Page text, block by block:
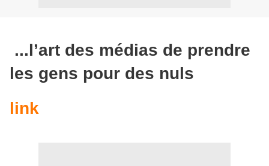
...l’art des médias de prendre
les gens pour des nuls
link